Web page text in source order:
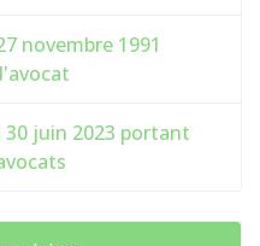
novembre 1991
30 juin 2023 portant